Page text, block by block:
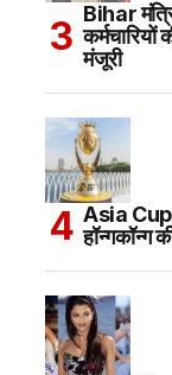
Bihar
कर्मचारियों
मंजूरी
Asia
हॉन्गकॉन्ग